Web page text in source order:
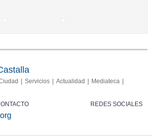
Servicios Actualidad
Mediateca
REDES SOCIALES